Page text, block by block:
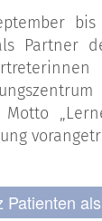
Partner